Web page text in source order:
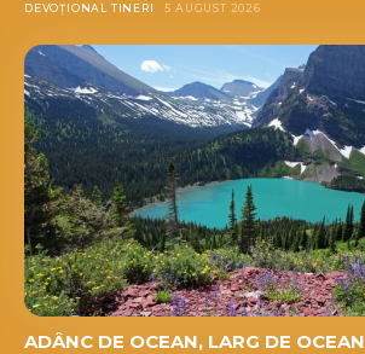
DEVOȚIONAL TINERI 5 AUGUST 2026
ADÂNC DE OCEAN, LARG DE OCEAN